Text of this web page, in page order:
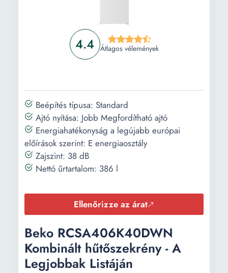
Tulajdonság:
Fordítható ajtó Állítható
termosztát XXL Palacktartó
LED fény
Mélység:
67 cm
Magasság:
202.5 cm
4.4 Átlagos vélemények
Beépítés típusa: Standard
Ajtó nyítása: Jobb Megfordítható ajtó
Energiahatékonyság a legújabb európai
előírások szerint: E energiaosztály
Zajszint: 38 dB
Nettó űrtartalom: 386 l
Ellenőrizze az árat
Beko RCSA406K40DWN
Kombinált hűtőszekrény - A
Legjobbak Listáján